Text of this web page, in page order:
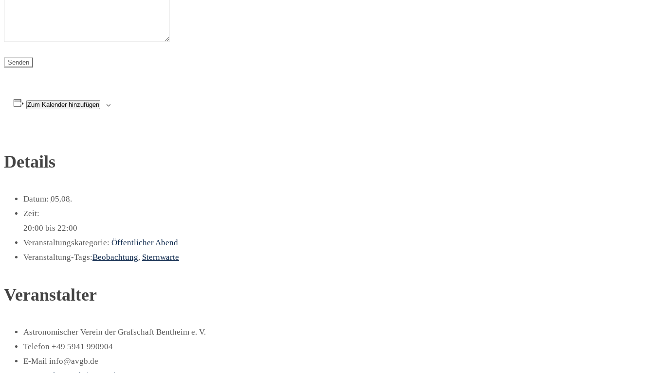
Zum Kalender hinzufügen
Details
Datum: 05.08.
Zeit:
20:00 bis 22:00
Veranstaltungskategorie: Öffentlicher Abend
Veranstaltung-Tags:Beobachtung, Sternwarte
Veranstalter
Astronomischer Verein der Grafschaft Bentheim e. V.
Telefon +49 5941 990904
E-Mail info@avgb.de